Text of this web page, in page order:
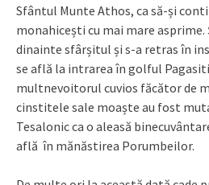
Sfântul Munte Athos, ca să-și
monahicești cu mai mare asprime.
dinainte sfârșitul și s-a retras în
se află la intrarea în golful
multnevoitorul cuvios făcător de
cinstitele sale moaște au fost
Tesalonic ca o aleasă
află în mănăstirea Porumbeilor.